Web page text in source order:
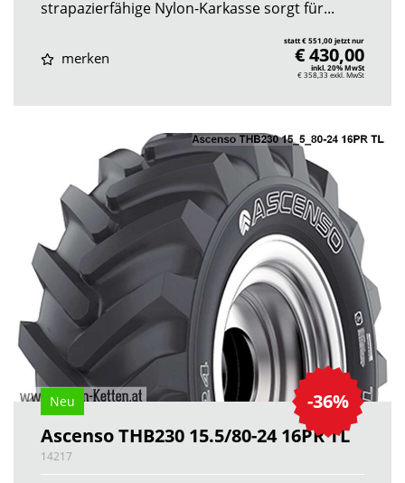
strapazierfähige Nylon-Karkasse sorgt für...
merken
statt € 551,00 jetzt nur
€ 430,00
inkl. 20% MwSt
€ 358,33 exkl. MwSt
-36%
Neu
Ascenso THB230 15.5/80-24 16PR TL
14217